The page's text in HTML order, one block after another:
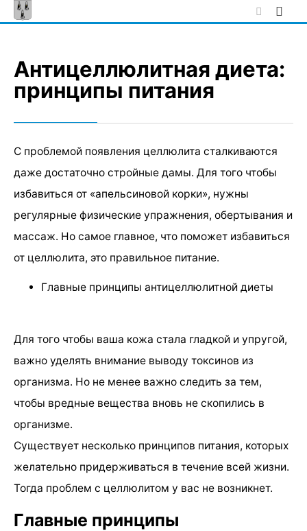
Skip
to
Антицеллюлитная диета:
принципы питания
С проблемой появления целлюлита сталкиваются
даже достаточно стройные дамы. Для того чтобы
избавиться от «апельсиновой корки», нужны
регулярные физические упражнения, обертывания и
массаж. Но самое главное, что поможет избавиться
от целлюлита, это правильное питание.
Главные принципы антицеллюлитной диеты
Для того чтобы ваша кожа стала гладкой и упругой,
важно уделять внимание выводу токсинов из
организма. Но не менее важно следить за тем,
чтобы вредные вещества вновь не скопились в
организме.
Существует несколько принципов питания, которых
желательно придерживаться в течение всей жизни.
Тогда проблем с целлюлитом у вас не возникнет.
Главные принципы